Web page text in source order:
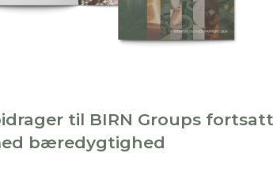
til BIRN Groups
bæredygtighed